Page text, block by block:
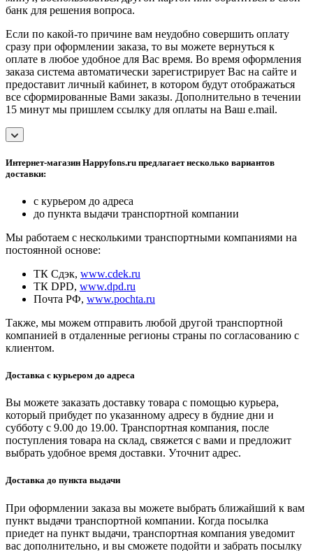
банк для решения вопроса.
Если по какой-то причине вам неудобно совершить оплату
сразу при оформлении заказа, то вы можете вернуться к
оплате в любое удобное для Вас время. Во время оформления
заказа система автоматически зарегистрирует Вас на сайте и
предоставит личный кабинет, в котором будут отображаться
все сформированные Вами заказы. Дополнительно в течении
15 минут мы пришлем ссылку для оплаты на Ваш e.mail.
Интернет-магазин Happyfons.ru предлагает несколько вариантов
доставки:
с курьером до адреса
до пункта выдачи транспортной компании
Мы работаем с несколькими транспортными компаниями на
постоянной основе:
ТК Сдэк, www.cdek.ru
ТК DPD, www.dpd.ru
Почта РФ, www.pochta.ru
Также, мы можем отправить любой другой транспортной
компанией в отдаленные регионы страны по согласованию с
клиентом.
Доставка с курьером до адреса
Вы можете заказать доставку товара с помощью курьера,
который прибудет по указанному адресу в будние дни и
субботу с 9.00 до 19.00. Транспортная компания, после
поступления товара на склад, свяжется с вами и предложит
выбрать удобное время доставки. Уточнит адрес.
Доставка до пункта выдачи
При оформлении заказа вы можете выбрать ближайший к вам
пункт выдачи транспортной компании. Когда посылка
приедет на пункт выдачи, транспортная компания уведомит
вас дополнительно, и вы сможете подойти и забрать посылку